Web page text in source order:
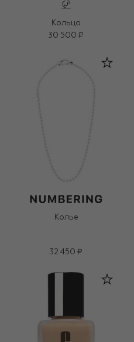
Кольцо
30 500 ₽
Колье
32 450 ₽